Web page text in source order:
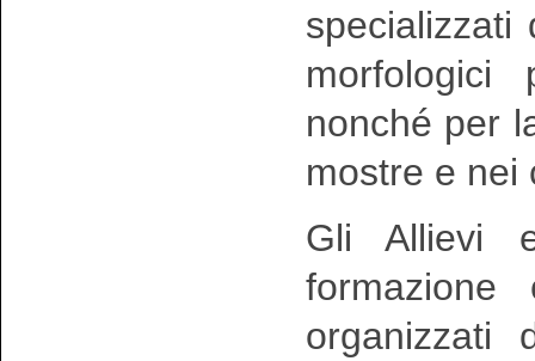
specializzati
morfologici
nonché per
mostre e
Gli Allievi
organizzati